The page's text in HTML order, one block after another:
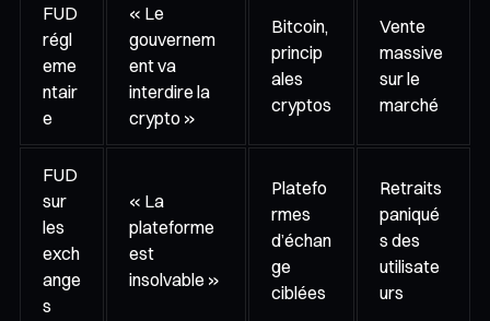
FUD
régl
eme
ntair
e
« Le
gouvernem
ent va
interdire la
crypto »
Bitcoin,
princip
ales
cryptos
Vente
massive
sur le
marché
FUD
sur
les
exch
ange
s
« La
plateforme
est
insolvable »
Platefo
rmes
d’échan
ge
ciblées
Retraits
paniqué
s des
utilisate
urs